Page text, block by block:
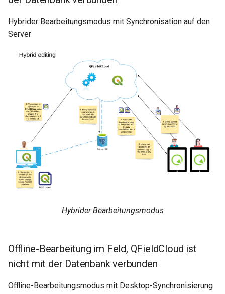
Hybrider Bearbeitungsmodus mit Synchronisation auf den
Server
Hybrider Bearbeitungsmodus
Offline-Bearbeitung im Feld, QFieldCloud ist
nicht mit der Datenbank verbunden
Offline-Bearbeitungsmodus mit Desktop-Synchronisierung